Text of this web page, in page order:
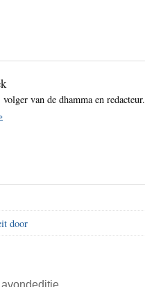
van de dhamma en redacteur.
door